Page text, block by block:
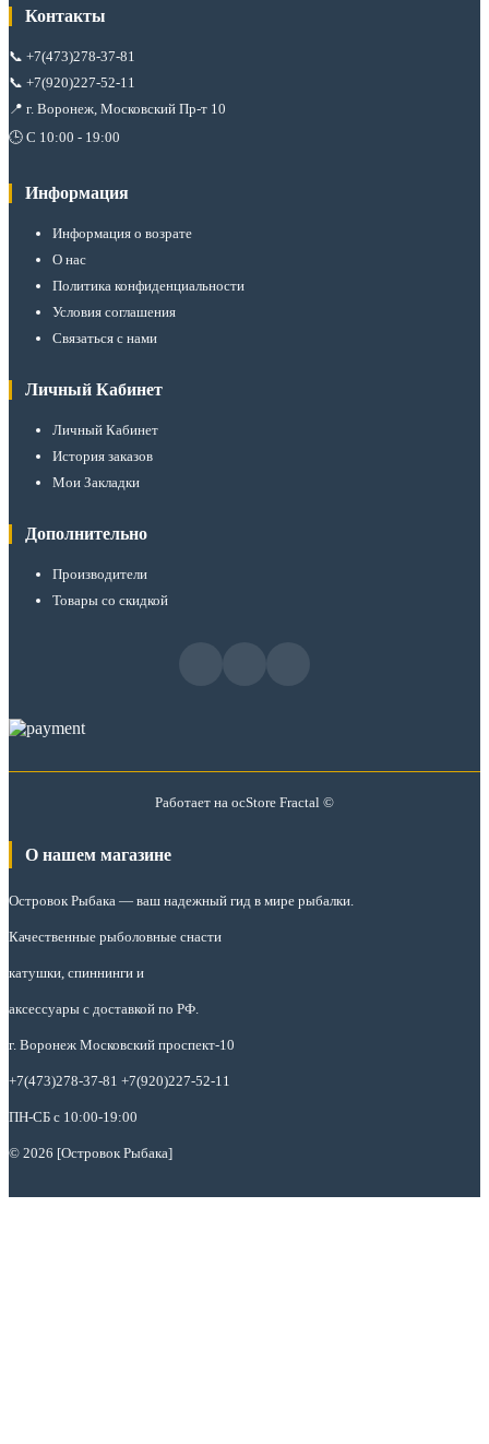
Контакты
📞 +7(473)278-37-81
📞 +7(920)227-52-11
📍 г. Воронеж, Московский Пр-т 10
🕒 С 10:00 - 19:00
Информация
Информация о возрате
О нас
Политика конфиденциальности
Условия соглашения
Связаться с нами
Личный Кабинет
Личный Кабинет
История заказов
Мои Закладки
Дополнительно
Производители
Товары со скидкой
Работает на ocStore Fractal ©
О нашем магазине
Островок Рыбака — ваш надежный гид в мире рыбалки.
Качественные рыболовные снасти
катушки, спиннинги и
аксессуары с доставкой по РФ.
г. Воронеж Московский проспект-10
+7(473)278-37-81 +7(920)227-52-11
ПН-СБ с 10:00-19:00
© 2026 [Островок Рыбака]